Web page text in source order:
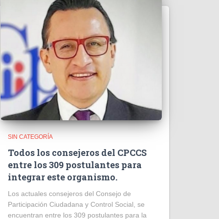
SIN CATEGORÍA
Todos los consejeros del CPCCS
entre los 309 postulantes para
integrar este organismo.
Los actuales consejeros del Consejo de
Participación Ciudadana y Control Social, se
encuentran entre los 309 postulantes para la